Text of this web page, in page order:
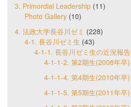
3. Primordial Leadership (11)
Photo Gallery (10)
4. 法政大学長谷川ゼミ (228)
4-1. 長谷川ゼミ生 (43)
4-1-1. 長谷川ゼミ生の近況報告
4-1-1-2. 第2期生(2008年卒)
4-1-1-4. 第4期生(2010年卒)
4-1-1-5. 第5期生(2011年卒)